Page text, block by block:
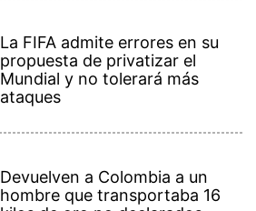
La FIFA admite errores en su
propuesta de privatizar el
Mundial y no tolerará más
ataques
Devuelven a Colombia a un
hombre que transportaba 16